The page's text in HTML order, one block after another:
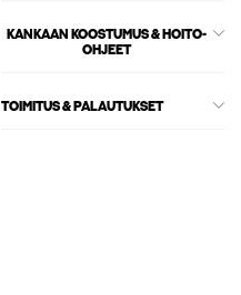
KANKAAN KOOSTUMUS & HOITO-
OHJEET
TOIMITUS & PALAUTUKSET